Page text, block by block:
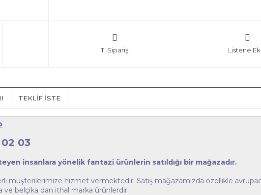
T. Sipariş Listene
TEKLIF İSTE
02 03
insanlara yönelik fantazi ürünlerin satıldığı bir mağazadır.
müşterilerimize hizmet vermektedir. Satış mağazamızda özellikle
ve belçika dan ithal marka ürünlerdir.